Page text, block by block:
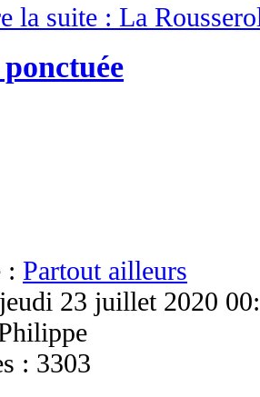
la suite : La
: Partout ailleurs
23 juillet 2020
: 3303